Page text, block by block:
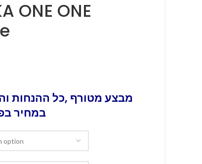
מבצע מטורף ,כל ההנחות
במחיר